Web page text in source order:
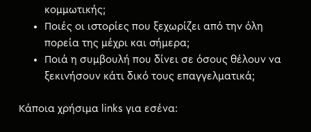
κομμωτικής;
Ποιές οι ιστορίες που ξεχωρίζει από την όλη
πορεία της μέχρι και σήμερα;
Ποιά η συμβουλή που δίνει σε όσους θέλουν να
ξεκινήσουν κάτι δικό τους επαγγελματικά;
Κάποια χρήσιμα links για εσένα: